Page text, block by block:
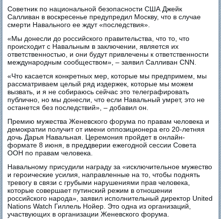
Советник по национальной безопасности США Джейк
Салливан в воскресенье предупредил Москву, что в случае
смерти Навального ее ждут «последствия».
«Мы донесли до российского правительства, что то, что
происходит с Навальным в заключении, является их
ответственностью, и они будут привлечены к ответственности
международным сообществом», – заявил Салливан CNN.
«Что касается конкретных мер, которые мы предпримем, мы
рассматриваем целый ряд издержек, которые мы можем
вызвать, и я не собираюсь сейчас это телеграфировать
публично, но мы донесли, что если Навальный умрет, это не
останется без последствий», – добавил он.
Премию мужества Женевского форума по правам человека и
демократии получит от имени оппозиционера его 20-летняя
дочь Дарья Навальная. Церемония пройдет в онлайн-
формате 8 июня, в преддверии ежегодной сессии Совета
ООН по правам человека.
Навальному присудили награду за «исключительное мужество
и героические усилия, направленные на то, чтобы поднять
тревогу в связи с грубыми нарушениями прав человека,
которые совершает путинский режим в отношении
российского народа», заявил исполнительный директор United
Nations Watch Гиллель Нойер. Это одна из организаций,
участвующих в организации Женевского форума.